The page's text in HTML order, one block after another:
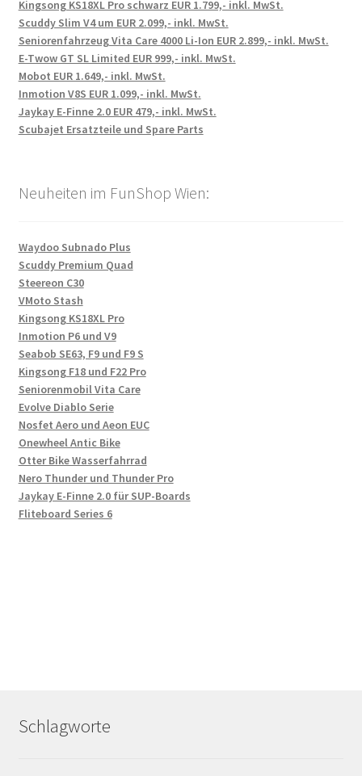
Kingsong KS18XL Pro schwarz EUR 1.799,- inkl. MwSt.
Scuddy Slim V4 um EUR 2.099,- inkl. MwSt.
Seniorenfahrzeug Vita Care 4000 Li-Ion EUR 2.899,- inkl. MwSt.
E-Twow GT SL Limited EUR 999,- inkl. MwSt.
Mobot EUR 1.649,- inkl. MwSt.
Inmotion V8S EUR 1.099,- inkl. MwSt.
Jaykay E-Finne 2.0 EUR 479,- inkl. MwSt.
Scubajet Ersatzteile und Spare Parts
Neuheiten im FunShop Wien:
Waydoo Subnado Plus
Scuddy Premium Quad
Steereon C30
VMoto Stash
Kingsong KS18XL Pro
Inmotion P6 und V9
Seabob SE63, F9 und F9 S
Kingsong F18 und F22 Pro
Seniorenmobil Vita Care
Evolve Diablo Serie
Nosfet Aero und Aeon EUC
Onewheel Antic Bike
Otter Bike Wasserfahrrad
Nero Thunder und Thunder Pro
Jaykay E-Finne 2.0 für SUP-Boards
Fliteboard Series 6
Schlagworte